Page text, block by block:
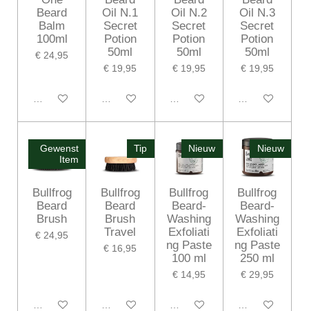
Beard
Balm
100ml
€ 24,95
In winkelwagen
Oil N.1
Secret
Potion
50ml
€ 19,95
In winkelwagen
Oil N.2
Secret
Potion
50ml
€ 19,95
In winkelwagen
Oil N.3
Secret
Potion
50ml
€ 19,95
In winkelwagen
Gewenst
Item
Bullfrog
Beard
Brush
€ 24,95
In winkelwagen
Tip
Bullfrog
Beard
Brush
Travel
€ 16,95
In winkelwagen
Nieuw
Bullfrog
Beard-
Washing
Exfoliati
ng Paste
100 ml
€ 14,95
In winkelwagen
Nieuw
Bullfrog
Beard-
Washing
Exfoliati
ng Paste
250 ml
€ 29,95
In winkelwagen